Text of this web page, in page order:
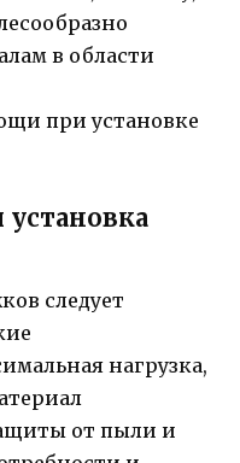
в области
при установке
следует
нагрузка,
от пыли и